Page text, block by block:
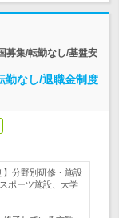
募集/転勤なし/基盤安
勤なし/退職金制度
】分野別研修・施設
ポーツ施設、大学